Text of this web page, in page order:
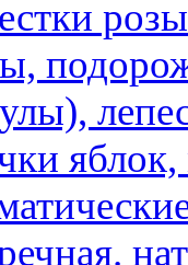
розы